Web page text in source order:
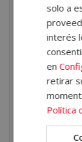
la
El Máster
posiciones
Data
Data
solo a
interés
en
retirar
Política